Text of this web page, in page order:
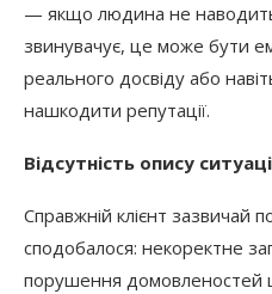
— якщо людина не
звинувачує, це може бути
реального досвіду або
нашкодити репутації.
Відсутність опису
Справжній клієнт зазвичай
сподобалося: некоректне
порушення домовленостей